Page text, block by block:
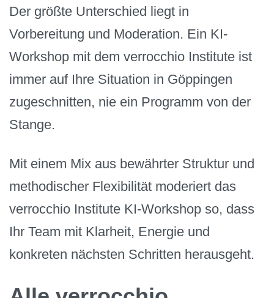
Der größte Unterschied liegt in
Vorbereitung und Moderation. Ein KI-
Workshop mit dem verrocchio Institute ist
immer auf Ihre Situation in Göppingen
zugeschnitten, nie ein Programm von der
Stange.
Mit einem Mix aus bewährter Struktur und
methodischer Flexibilität moderiert das
verrocchio Institute KI-Workshop so, dass
Ihr Team mit Klarheit, Energie und
konkreten nächsten Schritten herausgeht.